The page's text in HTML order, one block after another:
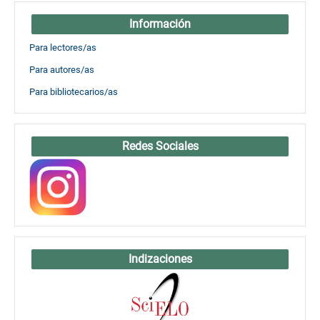
Información
Para lectores/as
Para autores/as
Para bibliotecarios/as
Redes Sociales
Indizaciones